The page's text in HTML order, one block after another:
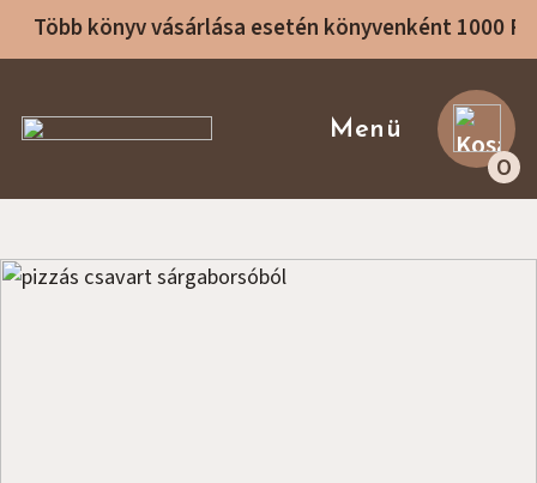
Több könyv vásárlása esetén könyvenként 1000
Sike Betti Kezdőlap Menü
0